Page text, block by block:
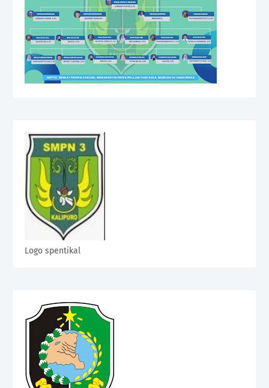
Logo spentikal